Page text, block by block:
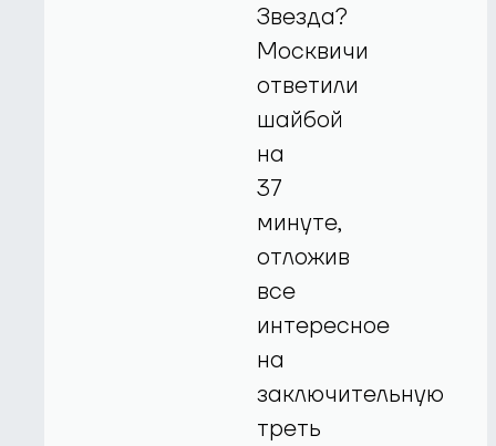
Звезда?
Москвичи
ответили
шайбой
на
37
минуте,
отложив
все
интересное
на
заключительную
треть